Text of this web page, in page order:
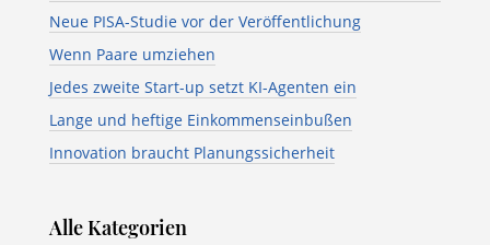
Neue PISA-Studie vor der Veröffentlichung
Wenn Paare umziehen
Jedes zweite Start-up setzt KI-Agenten ein
Lange und heftige Einkommenseinbußen
Innovation braucht Planungssicherheit
Alle Kategorien